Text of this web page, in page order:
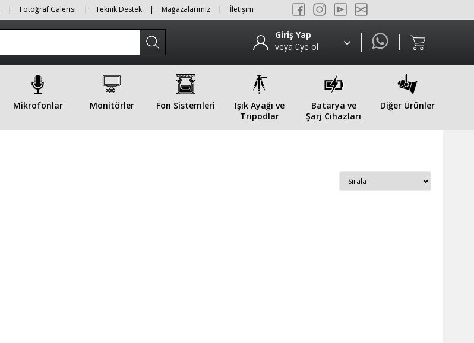
| Fotoğraf Galerisi | Teknik Destek | Mağazalarımız | İletişim
Giriş Yap
veya üye ol
Mikrofonlar Monitörler Fon Sistemleri
Işık Ayağı ve
Tripodlar
Batarya ve
Şarj Cihazları
Diğer Ürünler